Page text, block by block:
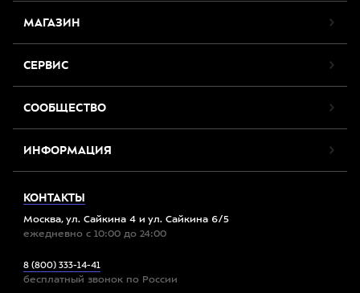
МАГАЗИН
СЕРВИС
СООБЩЕСТВО
ИНФОРМАЦИЯ
КОНТАКТЫ
Москва, ул. Сайкина 4 и ул. Сайкина 6/5
ежедневно с 10:00 до 24:00
8 (800) 333-14-41
бесплатный звонок по России